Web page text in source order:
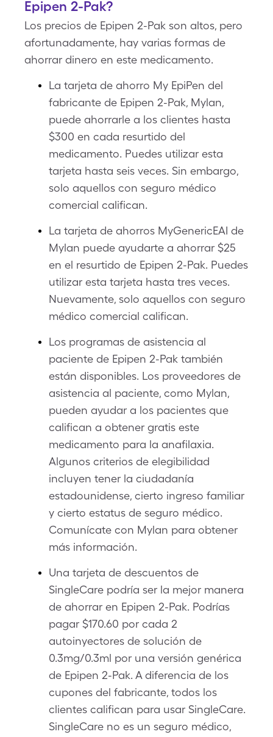
Epipen 2-Pak?
Los precios de Epipen 2-Pak son altos, pero
afortunadamente, hay varias formas de
ahorrar dinero en este medicamento.
La tarjeta de ahorro My EpiPen del
fabricante de Epipen 2-Pak, Mylan,
puede ahorrarle a los clientes hasta
$300 en cada resurtido del
medicamento. Puedes utilizar esta
tarjeta hasta seis veces. Sin embargo,
solo aquellos con seguro médico
comercial califican.
La tarjeta de ahorros MyGenericEAI de
Mylan puede ayudarte a ahorrar $25
en el resurtido de Epipen 2-Pak. Puedes
utilizar esta tarjeta hasta tres veces.
Nuevamente, solo aquellos con seguro
médico comercial califican.
Los programas de asistencia al
paciente de Epipen 2-Pak también
están disponibles. Los proveedores de
asistencia al paciente, como Mylan,
pueden ayudar a los pacientes que
califican a obtener gratis este
medicamento para la anafilaxia.
Algunos criterios de elegibilidad
incluyen tener la ciudadanía
estadounidense, cierto ingreso familiar
y cierto estatus de seguro médico.
Comunícate con Mylan para obtener
más información.
Una tarjeta de descuentos de
SingleCare podría ser la mejor manera
de ahorrar en Epipen 2-Pak. Podrías
pagar $170.60 por cada 2
autoinyectores de solución de
0.3mg/0.3ml por una versión genérica
de Epipen 2-Pak. A diferencia de los
cupones del fabricante, todos los
clientes califican para usar SingleCare.
SingleCare no es un seguro médico,